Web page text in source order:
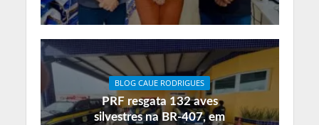
BLOG CAUE RODRIGUES
PRF resgata 132 aves
silvestres na BR-407, em